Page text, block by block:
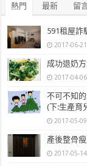
熱門 最新 留
591租屋詐
2017-06-21
成功退奶
2017-04-06
不可不知
(下:生產育
2017-05-09
產後整骨
2017-05-14